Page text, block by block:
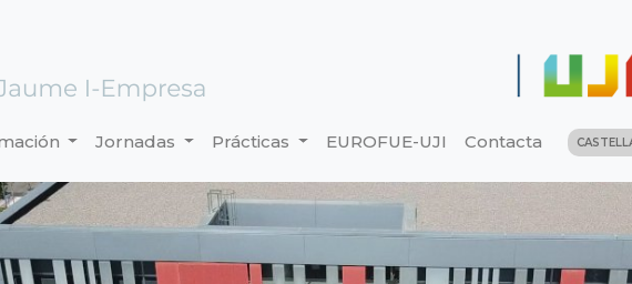
Jornadas Prácticas EUROFUE-UJI Contacta